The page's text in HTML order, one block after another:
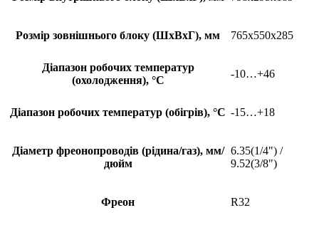
Розмір зовнішнього блоку (ШхВхГ), мм 765x550x285
Діапазон робочих температур
(охолодження), °С
-10…+46
Діапазон робочих температур (обігрів), °С -15…+18
Діаметр фреонопроводів (рідина/газ), мм/
дюйм
6.35(1/4") /
9.52(3/8")
Фреон R32